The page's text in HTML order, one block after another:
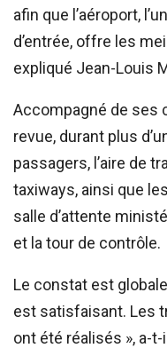
afin que l’aéroport,
d’entrée, offre les
expliqué Jean-Louis
Accompagné de ses
revue, durant plus
passagers, l’aire de
taxiways, ainsi que
salle d’attente
et la tour de contrôle.
Le constat est
est satisfaisant. Les
ont été réalisés », a-